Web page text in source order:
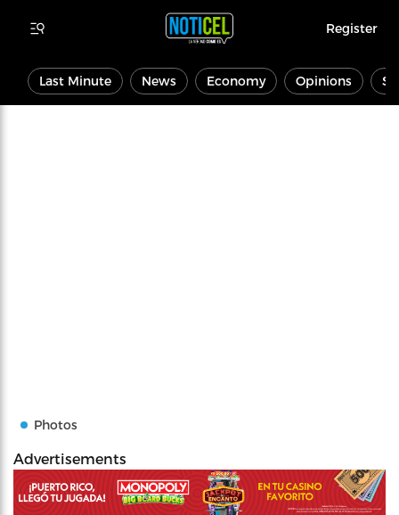
Register
Last Minute News Economy Opinions
Photos
Advertisements